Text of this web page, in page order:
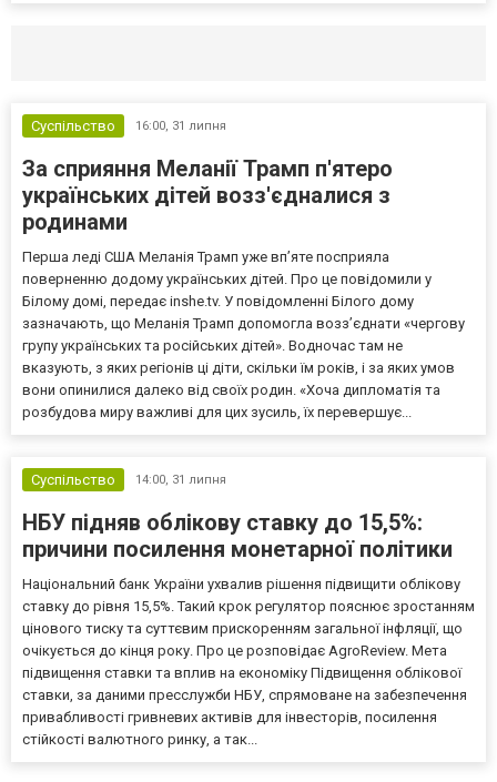
Суспільство 16:00, 31 липня
За сприяння Меланії Трамп п'ятеро
українських дітей возз'єдналися з
родинами
Перша леді США Меланія Трамп уже впʼяте посприяла
поверненню додому українських дітей. Про це повідомили у
Білому домі, передає inshe.tv. У повідомленні Білого дому
зазначають, що Меланія Трамп допомогла возз’єднати «чергову
групу українських та російських дітей». Водночас там не
вказують, з яких регіонів ці діти, скільки їм років, і за яких умов
вони опинилися далеко від своїх родин. «Хоча дипломатія та
розбудова миру важливі для цих зусиль, їх перевершує...
Суспільство 14:00, 31 липня
НБУ підняв облікову ставку до 15,5%:
причини посилення монетарної політики
Національний банк України ухвалив рішення підвищити облікову
ставку до рівня 15,5%. Такий крок регулятор пояснює зростанням
цінового тиску та суттєвим прискоренням загальної інфляції, що
очікується до кінця року. Про це розповідає AgroReview. Мета
підвищення ставки та вплив на економіку Підвищення облікової
ставки, за даними пресслужби НБУ, спрямоване на забезпечення
привабливості гривневих активів для інвесторів, посилення
стійкості валютного ринку, а так...